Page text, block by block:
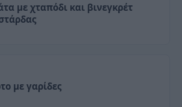
με χταπόδι και βινεγκρέτ
με γαρίδες